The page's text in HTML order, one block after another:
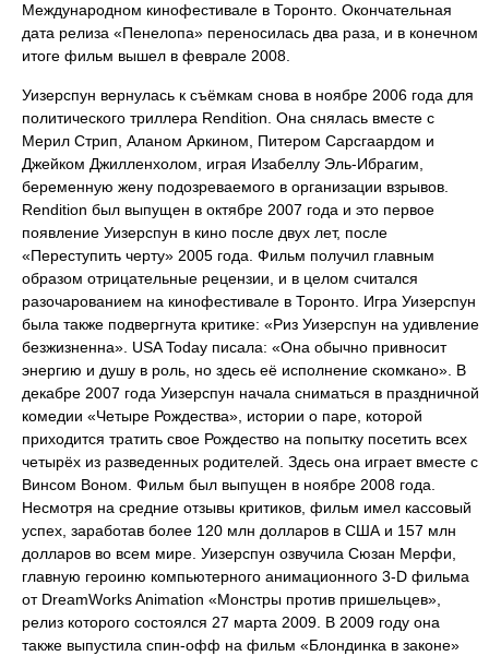
Международном кинофестивале в Торонто. Окончательная
дата релиза «Пенелопа» переносилась два раза, и в конечном
итоге фильм вышел в феврале 2008.
Уизерспун вернулась к съёмкам снова в ноябре 2006 года для
политического триллера Rendition. Она снялась вместе с
Мерил Стрип, Аланом Аркином, Питером Сарсгаардом и
Джейком Джилленхолом, играя Изабеллу Эль-Ибрагим,
беременную жену подозреваемого в организации взрывов.
Rendition был выпущен в октябре 2007 года и это первое
появление Уизерспун в кино после двух лет, после
«Переступить черту» 2005 года. Фильм получил главным
образом отрицательные рецензии, и в целом считался
разочарованием на кинофестивале в Торонто. Игра Уизерспун
была также подвергнута критике: «Риз Уизерспун на удивление
безжизненна». USA Today писала: «Она обычно привносит
энергию и душу в роль, но здесь её исполнение скомкано». В
декабре 2007 года Уизерспун начала сниматься в праздничной
комедии «Четыре Рождества», истории о паре, которой
приходится тратить свое Рождество на попытку посетить всех
четырёх из разведенных родителей. Здесь она играет вместе с
Винсом Воном. Фильм был выпущен в ноябре 2008 года.
Несмотря на средние отзывы критиков, фильм имел кассовый
успех, заработав более 120 млн долларов в США и 157 млн
долларов во всем мире. Уизерспун озвучила Сюзан Мерфи,
главную героиню компьютерного анимационного 3-D фильма
от DreamWorks Animation «Монстры против пришельцев»,
релиз которого состоялся 27 марта 2009. В 2009 году она
также выпустила спин-офф на фильм «Блондинка в законе»